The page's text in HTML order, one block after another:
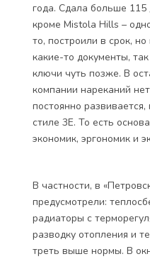
года. Сдала больше 115
кроме Mistola Hills –
то, построили в срок,
какие-то документы,
ключи чуть позже. В
компании нареканий
постоянно
стиле 3Е. То есть
экономик, эргономик и
В частности, в
предусмотрели:
радиаторы с
разводку отопления и
треть выше нормы. В